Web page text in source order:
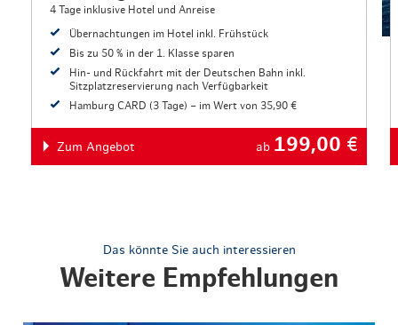
4 Tage inklusive Hotel und Anreise
Übernachtungen im Hotel inkl. Frühstück
Bis zu 50 % in der 1. Klasse sparen
Hin- und Rückfahrt mit der Deutschen Bahn inkl.
Sitzplatzreservierung nach Verfügbarkeit
Hamburg CARD (3 Tage) – im Wert von 35,90 €
Zum Angebot ab 199,00 €
Das könnte Sie auch interessieren
Weitere Empfehlungen